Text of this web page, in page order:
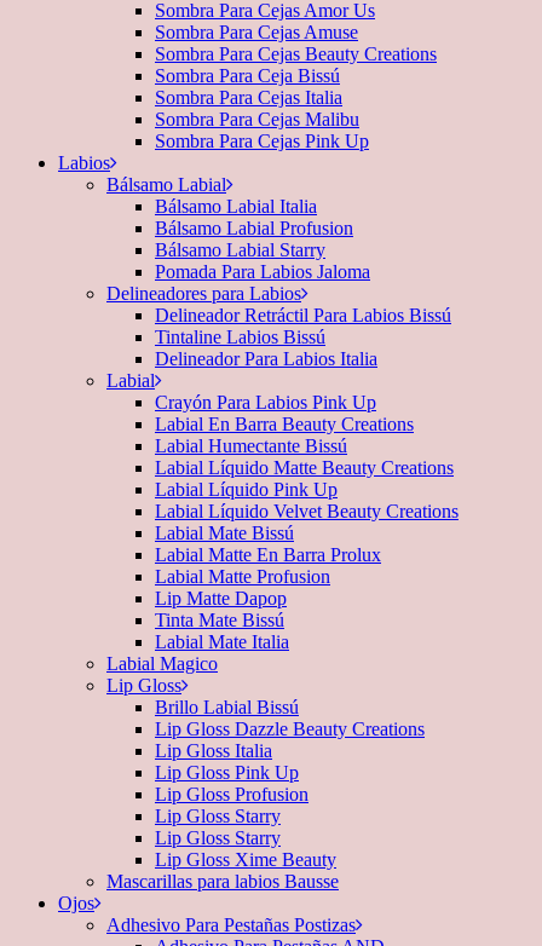
Sombra Para Cejas Amor Us
Sombra Para Cejas Amuse
Sombra Para Cejas Beauty Creations
Sombra Para Ceja Bissú
Sombra Para Cejas Italia
Sombra Para Cejas Malibu
Sombra Para Cejas Pink Up
Labios
Bálsamo Labial
Bálsamo Labial Italia
Bálsamo Labial Profusion
Bálsamo Labial Starry
Pomada Para Labios Jaloma
Delineadores para Labios
Delineador Retráctil Para Labios Bissú
Tintaline Labios Bissú
Delineador Para Labios Italia
Labial
Crayón Para Labios Pink Up
Labial En Barra Beauty Creations
Labial Humectante Bissú
Labial Líquido Matte Beauty Creations
Labial Líquido Pink Up
Labial Líquido Velvet Beauty Creations
Labial Mate Bissú
Labial Matte En Barra Prolux
Labial Matte Profusion
Lip Matte Dapop
Tinta Mate Bissú
Labial Mate Italia
Labial Magico
Lip Gloss
Brillo Labial Bissú
Lip Gloss Dazzle Beauty Creations
Lip Gloss Italia
Lip Gloss Pink Up
Lip Gloss Profusion
Lip Gloss Starry
Lip Gloss Starry
Lip Gloss Xime Beauty
Mascarillas para labios Bausse
Ojos
Adhesivo Para Pestañas Postizas